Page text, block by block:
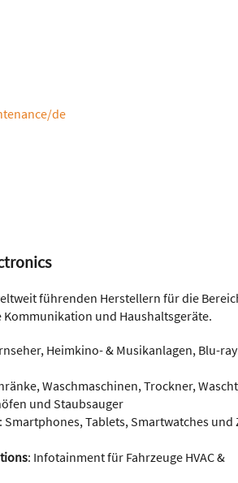
de
führenden Herstellern für die
und Haushaltsgeräte.
Heimkino- & Musikanlagen, Blu-ray
Waschmaschinen, Trockner,
und Staubsauger
: Smartphones, Tablets, Smartwatches und
: Infotainment für Fahrzeuge HVAC &